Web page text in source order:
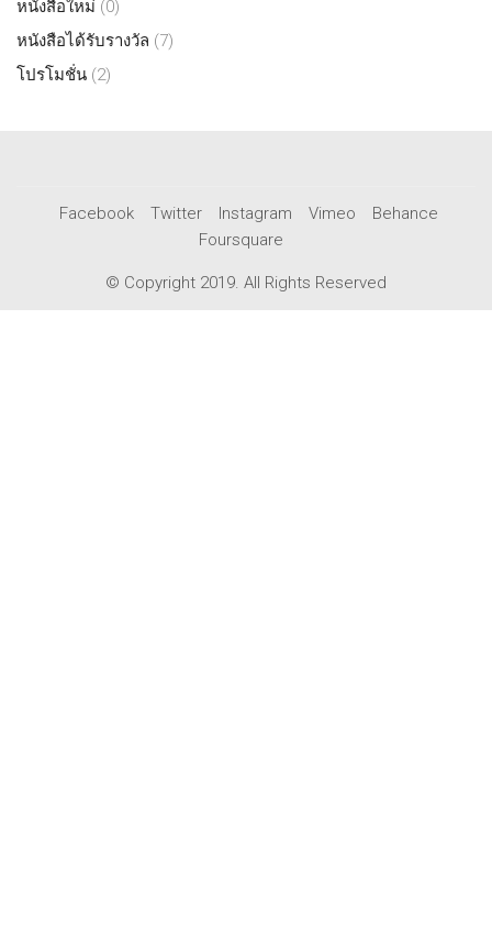
หนังสือใหม่ (0)
หนังสือได้รับรางวัล (7)
โปรโมชั่น (2)
Facebook Twitter Instagram Vimeo
Behance
Foursquare
© Copyright 2019. All Rights Reserved